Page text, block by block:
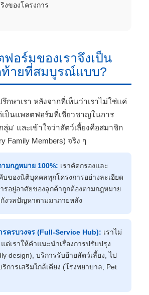
งของโครงการ
อร์มของเราจึงเป็น
ท้ายที่สมบูรณ์แบบ?
ษาเรา หลังจากที่เห็นว่าเราไม่ใช่แค่
ป็นแพลตฟอร์มที่เชี่ยวชาญในการ
ลุ่ม' และเข้าใจว่าสัตว์เลี้ยงคือสมาชิก
Family Members) จริง ๆ
มกฎหมาย 100%: เราคัดกรองและ
ของนิติบุคคลทุกโครงการอย่างละเอียด
รอยู่อาศัยของลูกค้าถูกต้องตามกฎหมาย
งวลปัญหาตามมาภายหลัง
ครบวงจร (Full-Service Hub): เราไม่
ต่เราให้คำแนะนำเรื่องการปรับปรุง
design), บริการรับย้ายสัตว์เลี้ยง, ไป
การเสริมใกล้เคียง (โรงพยาบาล, Pet